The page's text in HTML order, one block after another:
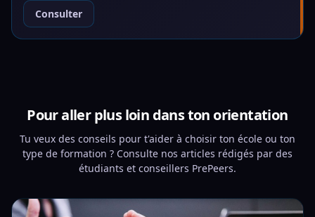
Consulter
Pour aller plus loin dans ton orientation
Tu veux des conseils pour t'aider à choisir ton école ou ton
type de formation ? Consulte nos articles rédigés par des
étudiants et conseillers PrePeers.